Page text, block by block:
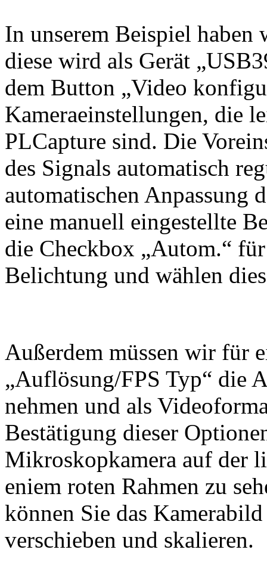
In unserem Beispiel
diese wird als Gerät
dem Button „Video
Kameraeinstellungen, die
PLCapture sind. Die
des Signals automatisch
automatischen Anpassung
eine manuell eingestellte
die Checkbox „Autom.“
Belichtung und wählen
Außerdem müssen wir für
„Auflösung/FPS Typ“ die
nehmen und als
Bestätigung dieser
Mikroskopkamera auf der
eniem roten Rahmen zu
können Sie das
verschieben und skalieren.